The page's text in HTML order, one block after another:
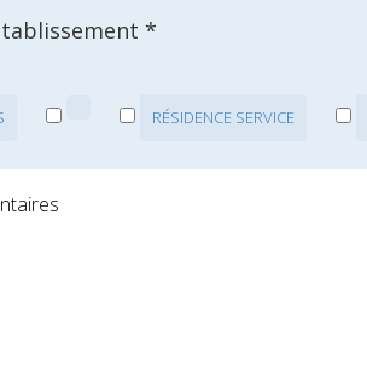
*
RÉSIDENCE SERVICE